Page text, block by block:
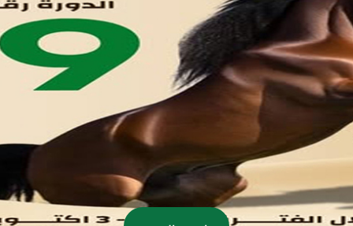
01221020029
055-4494429
055-4494406
055-4494414
info.triaeg@yahoo.com
info@triaeg-guide.com